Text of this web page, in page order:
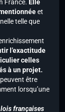
France. Elle
et
telle que
l’exactitude
celles
à un projet.
être
lorsqu’une
françaises